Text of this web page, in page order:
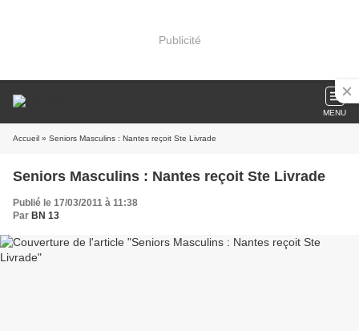
Publicité
MENU
Accueil » Seniors Masculins : Nantes reçoit Ste Livrade
Seniors Masculins : Nantes reçoit Ste Livrade
Publié le 17/03/2011 à 11:38
Par BN 13